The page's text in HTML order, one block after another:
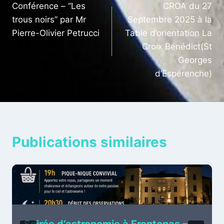
de
l’article
Conférence – “Les
trous noirs” par Mr
Pierre-Olivier Petrucci
CROA du 27
Septembre 2025 à la
Table d’orientation La
Croix Bénédict(St
Georges
d’Espérenche)
Publications similaires